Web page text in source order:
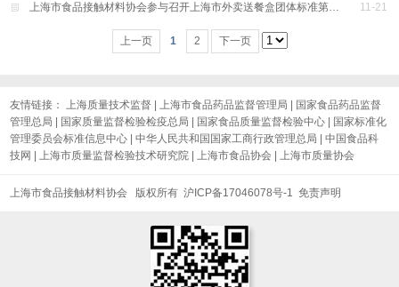
11-21
上海市食品接触材料协会参与召开上海市外卖送餐盒团体标准第三次专题会
上一页 1 2 下一页
友情链接：上海质量技术监督 |上海市食品药品监督管理局 | 国家食品药品监督
管理总局 | 国家质量监督检验检疫总局 | 国家食品质量监督检验中心 | 国家标准化
管理委员会标准信息中心 |中华人民共和国国家工商行政管理总局 |中国食品科
技网 |上海市质量监督检验技术研究院 |上海市食品协会 |上海市质量协会
上海市食品接触材料协会 版权所有沪ICP备17046078号-1 免责声明